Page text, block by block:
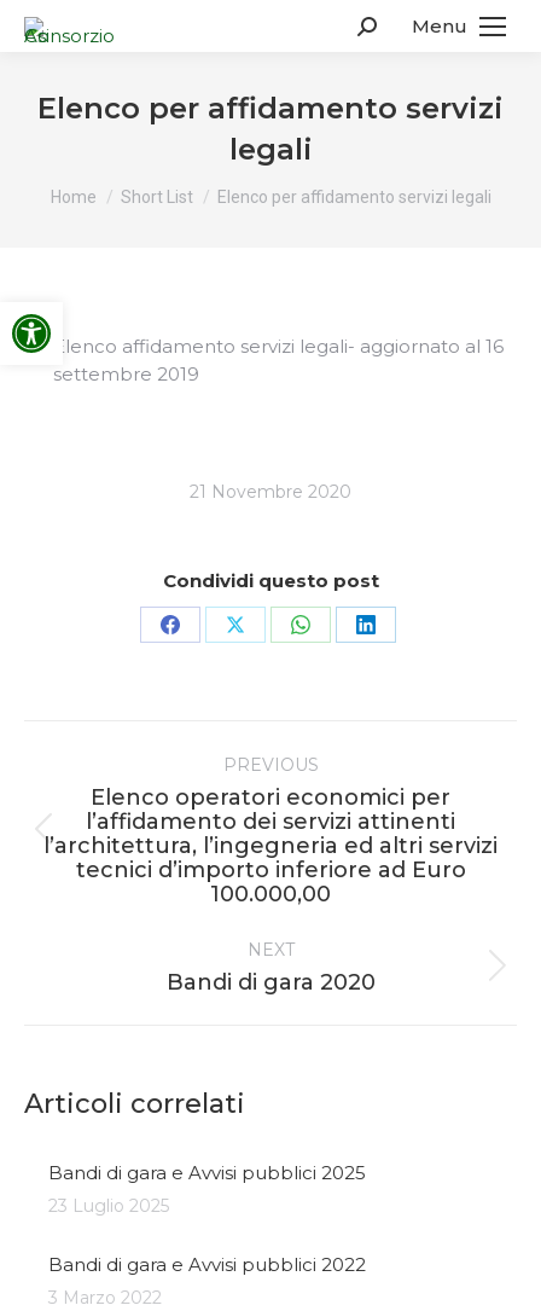
Apri la barra degli strumenti
Menu
Search:
Elenco per affidamento servizi
legali
You are here:
Home Short List Elenco per affidamento servizi legali
Elenco affidamento servizi legali- aggiornato al 16
settembre 2019
21 Novembre 2020
Condividi questo post
Share Share Share Share
PREVIOUS
Previous
post:
Elenco operatori economici per
l’affidamento dei servizi attinenti
l’architettura, l’ingegneria ed altri servizi
tecnici d’importo inferiore ad Euro
100.000,00
NEXT
Next
Bandi di gara 2020
Articoli correlati
Bandi di gara e Avvisi pubblici 2025
23 Luglio 2025
Bandi di gara e Avvisi pubblici 2022
3 Marzo 2022